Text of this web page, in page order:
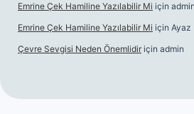
Emrine Çek Hamiline Yazılabilir Mi için admin
Emrine Çek Hamiline Yazılabilir Mi için Ayaz
Çevre Sevgisi Neden Önemlidir için admin